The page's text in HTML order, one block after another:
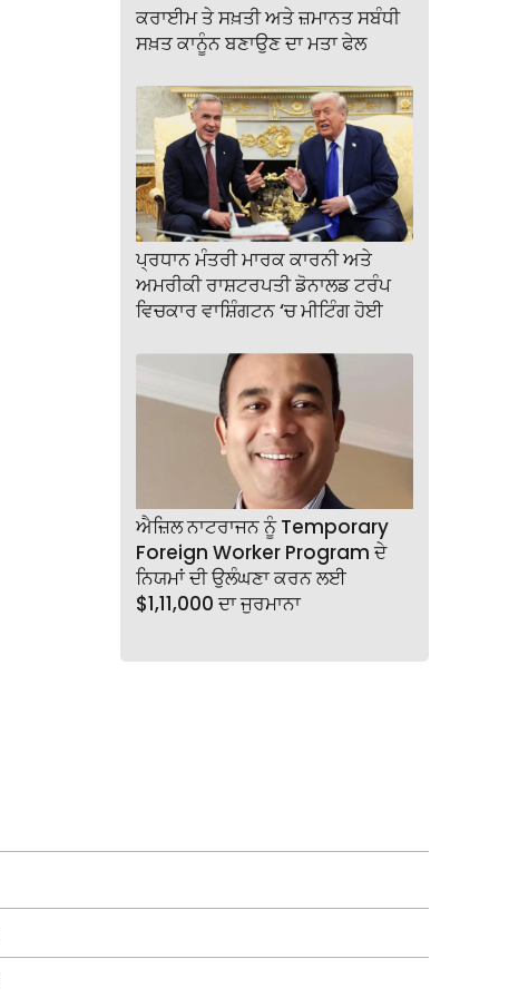
ਕਰਾਈਮ ਤੇ ਸਖ਼ਤੀ ਅਤੇ ਜ਼ਮਾਨਤ ਸਬੰਧੀ
ਸਖ਼ਤ ਕਾਨੂੰਨ ਬਣਾਉਣ ਦਾ ਮਤਾ ਫੇਲ
ਪ੍ਰਧਾਨ ਮੰਤਰੀ ਮਾਰਕ ਕਾਰਨੀ ਅਤੇ
ਅਮਰੀਕੀ ਰਾਸ਼ਟਰਪਤੀ ਡੋਨਾਲਡ ਟਰੰਪ
ਵਿਚਕਾਰ ਵਾਸ਼ਿੰਗਟਨ ‘ਚ ਮੀਟਿੰਗ ਹੋਈ
ਐਜ਼ਿਲ ਨਾਟਰਾਜਨ ਨੂੰ Temporary
Foreign Worker Program ਦੇ
ਨਿਯਮਾਂ ਦੀ ਉਲੰਘਣਾ ਕਰਨ ਲਈ
$1,11,000 ਦਾ ਜੁਰਮਾਨਾ